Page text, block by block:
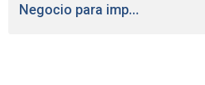
Negocio para imp...